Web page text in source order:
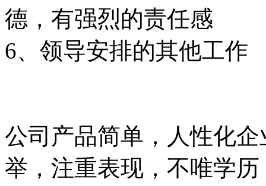
德，有强烈的责任感
6、领导安排的其他工作
公司产品简单，人性化
举，注重表现，不唯学历